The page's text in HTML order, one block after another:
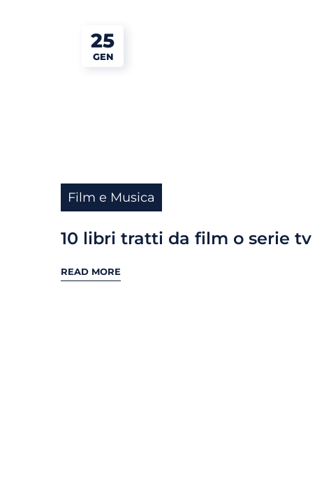
25
GEN
Film e Musica
10 libri tratti da film o serie tv
READ MORE